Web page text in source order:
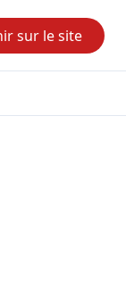
sur le site